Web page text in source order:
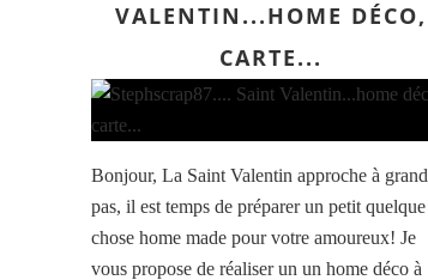
VALENTIN...HOME DÉCO,
CARTE...
Bonjour, La Saint Valentin approche à grand
pas, il est temps de préparer un petit quelque
chose home made pour votre amoureux! Je
vous propose de réaliser un un home déco à